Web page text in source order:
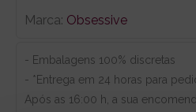
Marca: Obsessive
- Embalagens 100% discretas
- *Entrega em 24 horas para
Após as 16:00 h, a sua